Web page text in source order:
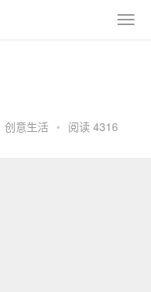
创意生活 • 阅读 4316